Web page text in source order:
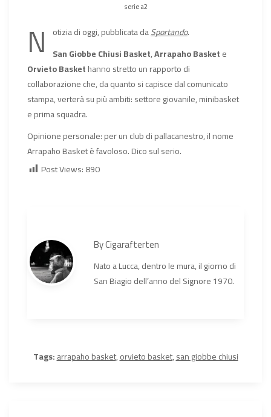
serie a2
N otizia di oggi, pubblicata daSportando.
San Giobbe Chiusi Basket,Arrapaho Baskete
Orvieto Baskethanno stretto un rapporto di
collaborazione che, da quanto si capisce dal comunicato
stampa, verterà su più ambiti: settore giovanile, minibasket
e prima squadra.
Opinione personale: per un club di pallacanestro, il nome
Arrapaho Basket è favoloso. Dico sul serio.
Post Views:890
ByCigarafterten
Nato a Lucca, dentro le mura, il giorno di
San Biagio dell’anno del Signore 1970.
Tags:arrapaho basket,orvieto basket,san giobbe chiusi